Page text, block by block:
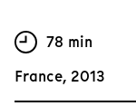
78 min
France, 2013